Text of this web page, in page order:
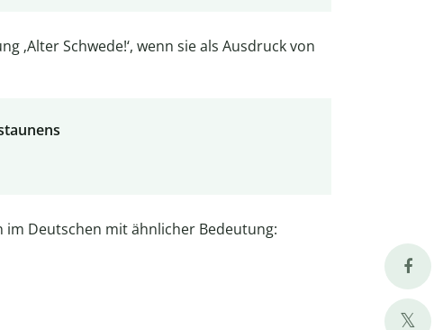
‚Alter Schwede!‘, wenn sie als Ausdruck von
im Deutschen mit ähnlicher Bedeutung: